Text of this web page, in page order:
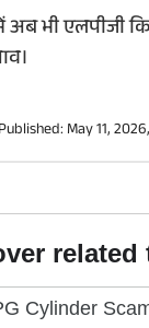
भी एलपीजी
Published: May 11,